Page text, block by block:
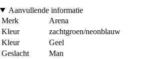
Aanvullende informatie
Merk
Arena
Kleur
zachtgroen/neonblauw
Kleur
Geel
Geslacht
Man